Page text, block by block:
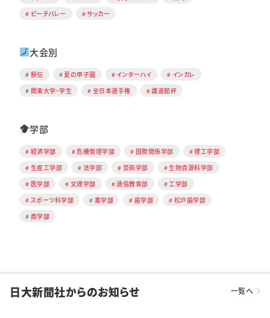
ビーチバレー
サッカー
大会別
駅伝 夏の甲子園 インターハイ
インカレ
関東大学・学生
全日本選手権 講道館杯
学部
経済学部 危機管理学部 国際関係学部
理工学部
生産工学部
法学部 芸術学部
生物資源科学部
医学部
文理学部 通信教育部
工学部
スポーツ科学部
薬学部 歯学部
松戸歯学部
商学部
日大新聞社からのお知らせ 一覧へ